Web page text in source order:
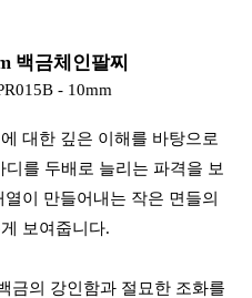
백금체인팔찌
- 10mm
대한 깊은 이해를 바탕으로
디를 두배로 늘리는 파격을 보
이 만들어내는 작은 면들의
보여줍니다.
금의 강인함과 절묘한 조화를